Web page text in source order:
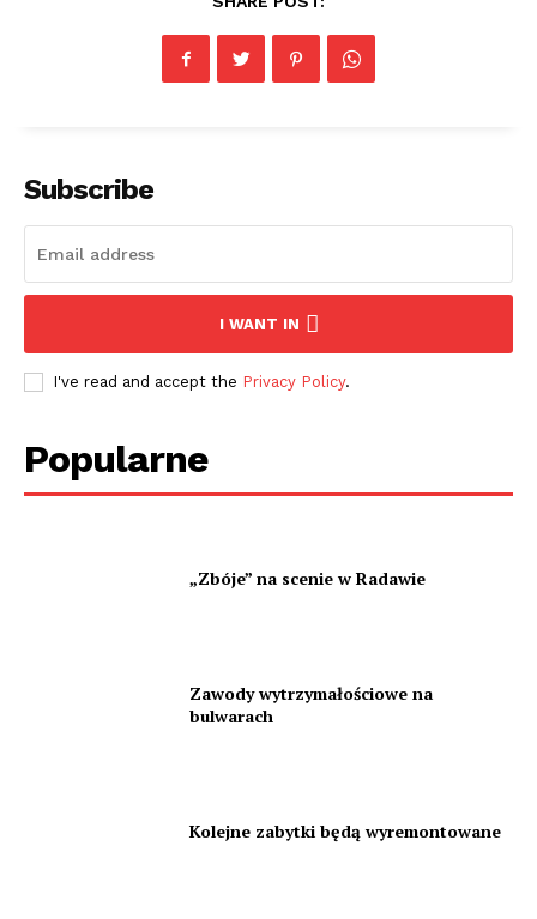
Subscribe
I WANT IN
I've read and accept the Privacy Policy.
Popularne
„Zbóje” na scenie w Radawie
Zawody wytrzymałościowe na
bulwarach
Kolejne zabytki będą wyremontowane